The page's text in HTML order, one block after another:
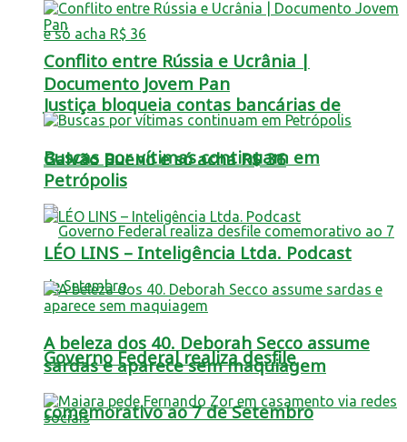
Justiça bloqueia contas bancárias de
Galvão Bueno e só acha R$ 36
Governo Federal realiza desfile
comemorativo ao 7 de Setembro
Conflito entre Rússia e Ucrânia |
Documento Jovem Pan
Buscas por vítimas continuam em
Petrópolis
LÉO LINS – Inteligência Ltda. Podcast
A beleza dos 40. Deborah Secco assume
sardas e aparece sem maquiagem